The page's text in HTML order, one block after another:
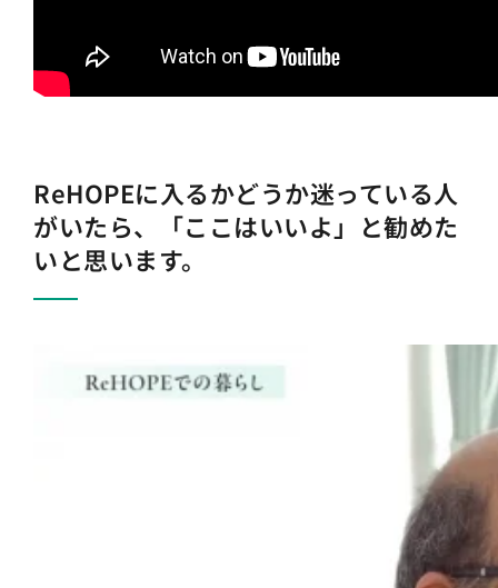
ReHOPEに入るかどうか迷っている人
がいたら、「ここはいいよ」と勧めた
いと思います。